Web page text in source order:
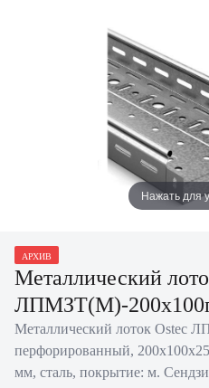
Нажать для
АРХИВ
Металлический
ЛПМЗТ(М)-
Металлический лоток Ostec
перфорированный,
мм, сталь, покрытие: м.